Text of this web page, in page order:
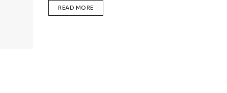
READ MORE